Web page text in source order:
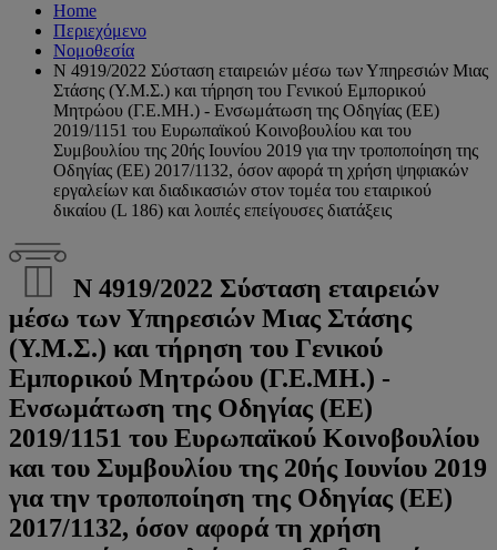
Home
Περιεχόμενο
Νομοθεσία
Ν 4919/2022 Σύσταση εταιρειών μέσω των Υπηρεσιών Μιας
Στάσης (Υ.Μ.Σ.) και τήρηση του Γενικού Εμπορικού
Μητρώου (Γ.Ε.ΜΗ.) - Ενσωμάτωση της Οδηγίας (ΕΕ)
2019/1151 του Ευρωπαϊκού Κοινοβουλίου και του
Συμβουλίου της 20ής Ιουνίου 2019 για την τροποποίηση της
Oδηγίας (ΕΕ) 2017/1132, όσον αφορά τη χρήση ψηφιακών
εργαλείων και διαδικασιών στον τομέα του εταιρικού
δικαίου (L 186) και λοιπές επείγουσες διατάξεις
Ν 4919/2022 Σύσταση εταιρειών
μέσω των Υπηρεσιών Μιας Στάσης
(Υ.Μ.Σ.) και τήρηση του Γενικού
Εμπορικού Μητρώου (Γ.Ε.ΜΗ.) -
Ενσωμάτωση της Οδηγίας (ΕΕ)
2019/1151 του Ευρωπαϊκού Κοινοβουλίου
και του Συμβουλίου της 20ής Ιουνίου 2019
για την τροποποίηση της Oδηγίας (ΕΕ)
2017/1132, όσον αφορά τη χρήση